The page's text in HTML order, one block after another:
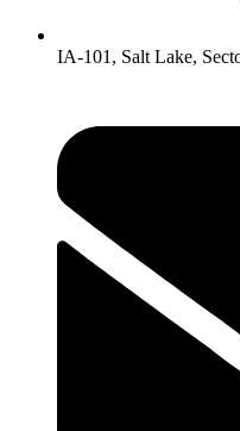
IA-101, Salt Lake,